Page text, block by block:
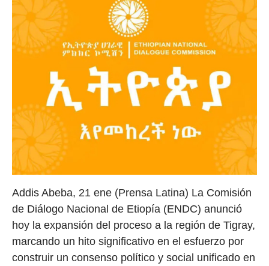
Addis Abeba, 21 ene (Prensa Latina) La Comisión
de Diálogo Nacional de Etiopía (ENDC) anunció
hoy la expansión del proceso a la región de Tigray,
marcando un hito significativo en el esfuerzo por
construir un consenso político y social unificado en